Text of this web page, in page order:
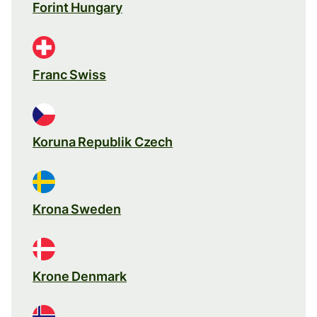
Forint Hungary
Franc Swiss
Koruna Republik Czech
Krona Sweden
Krone Denmark